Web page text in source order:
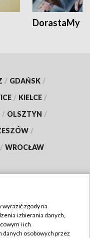
DorastaMy
/ GDAŃSK /
/ KIELCE /
/ OLSZTYN /
/
/ WROCŁAW
zgody na
i zbierania danych,
i ich
danych osobowych przez